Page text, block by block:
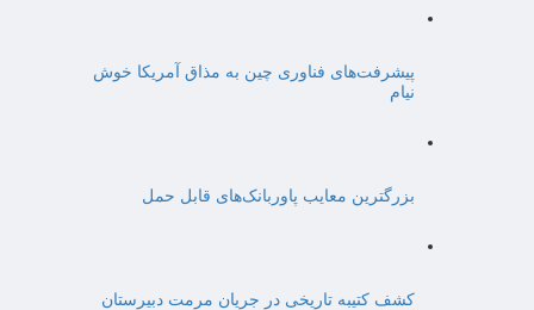
پیشرفت‌های فناوری چین به مذاق آمریکا خوش
نیام
بزرگترین معایب پاوربانک‌های قابل حمل
کشف کتیبه تاریخی در جریان مرمت دبیرستان